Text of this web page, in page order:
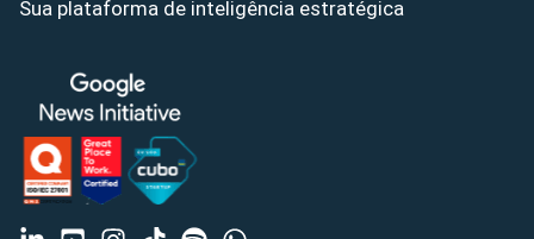
Sua plataforma de inteligência estratégica